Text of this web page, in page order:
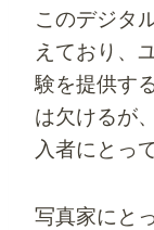
このデジタ
えており、
験を提供す
は欠けるが
入者にとっ
写真家にと